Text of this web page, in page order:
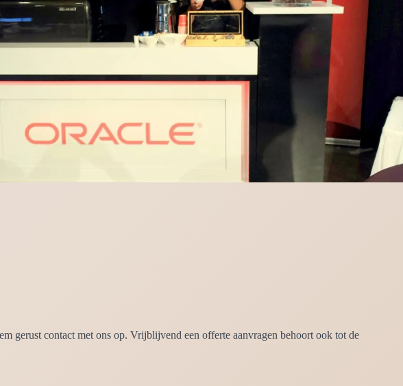
gerust contact met ons op. Vrijblijvend een offerte aanvragen behoort ook tot de